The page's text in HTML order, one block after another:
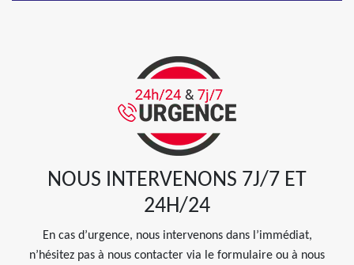
NOUS INTERVENONS 7J/7 ET
24H/24
En cas d’urgence, nous intervenons dans l’immédiat,
n’hésitez pas à nous contacter via le formulaire ou à nous